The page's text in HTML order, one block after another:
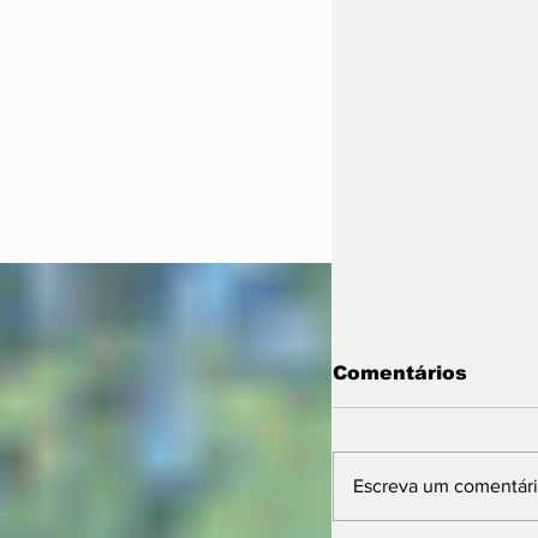
Comentários
Escreva um